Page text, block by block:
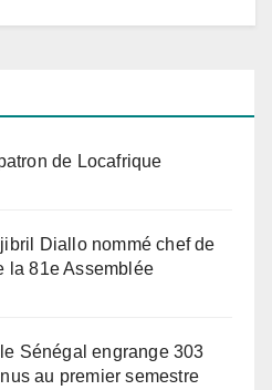
de Locafrique
Diallo nommé chef de
la 81e Assemblée
Sénégal engrange 303
au premier semestre